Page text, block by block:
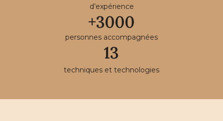
d’expérience
+3000
personnes accompagnées
13
techniques et technologies